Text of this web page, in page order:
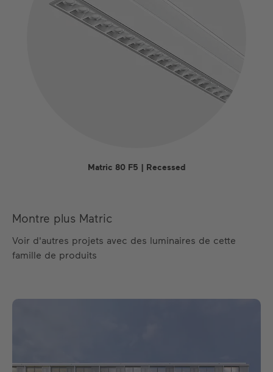
Matric 80 F5 | Recessed
Montre plus Matric
Voir d'autres projets avec des luminaires de cette
famille de produits